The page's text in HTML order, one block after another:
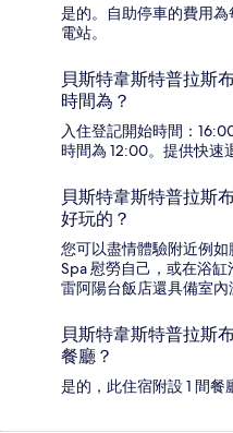
是的。自助停車的費用
電站。
貝斯特韋斯特普拉斯
時間為？
入住登記開始時間：
時間為 12:00。提供快速
貝斯特韋斯特普拉斯
好玩的？
您可以盡情體驗附近例
Spa 慰勞自己，或在浴
雷阿陽台飯店還具備室內
貝斯特韋斯特普拉斯
餐廳？
是的，此住宿附設 1 間餐